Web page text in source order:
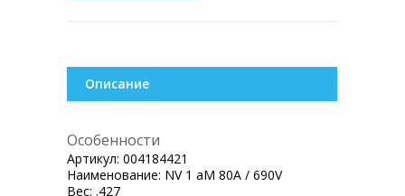
Описание
Особенности
Артикул: 004184421
Наименование: NV 1 aM 80A / 690V
Вес: .427